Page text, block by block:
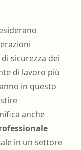
sicurezza dei
di lavoro più
in questo
anche
in un settore